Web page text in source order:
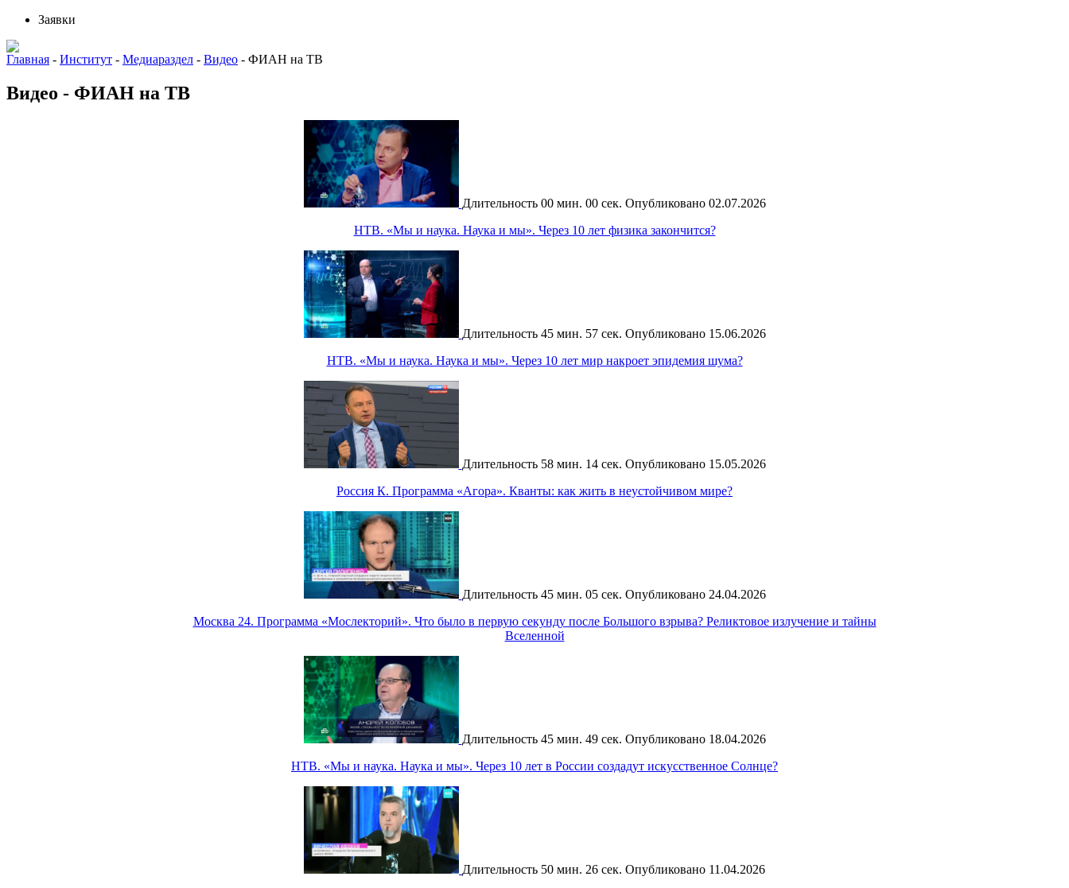
Заявки
Главная - Институт - Медиараздел - Видео - ФИАН на ТВ
Видео - ФИАН на ТВ
Длительность 00 мин. 00 сек. Опубликовано 02.07.2026
НТВ. «Мы и наука. Наука и мы». Через 10 лет физика закончится?
Длительность 45 мин. 57 сек. Опубликовано 15.06.2026
НТВ. «Мы и наука. Наука и мы». Через 10 лет мир накроет эпидемия шума?
Длительность 58 мин. 14 сек. Опубликовано 15.05.2026
Россия К. Программа «Агора». Кванты: как жить в неустойчивом мире?
Длительность 45 мин. 05 сек. Опубликовано 24.04.2026
Москва 24. Программа «Мослекторий». Что было в первую секунду после Большого взрыва? Реликтовое излучение и тайны
Вселенной
Длительность 45 мин. 49 сек. Опубликовано 18.04.2026
НТВ. «Мы и наука. Наука и мы». Через 10 лет в России создадут искусственное Солнце?
Длительность 50 мин. 26 сек. Опубликовано 11.04.2026